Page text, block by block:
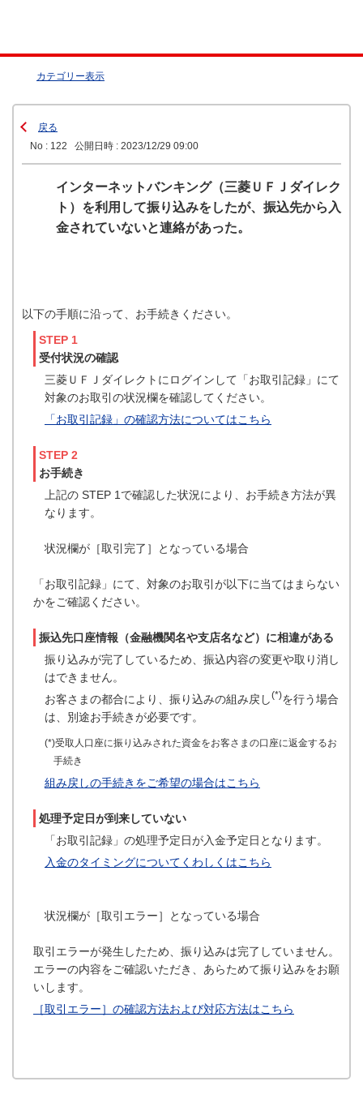
カテゴリー表示
戻る
No : 122
公開日時 : 2023/12/29 09:00
インターネットバンキング（三菱ＵＦＪダイレク
ト）を利用して振り込みをしたが、振込先から入
金されていないと連絡があった。
以下の手順に沿って、お手続きください。
STEP 1
受付状況の確認
三菱ＵＦＪダイレクトにログインして「お取引記録」にて
対象のお取引の状況欄を確認してください。
「お取引記録」の確認方法についてはこちら
STEP 2
お手続き
上記の STEP 1で確認した状況により、お手続き方法が異
なります。
状況欄が［取引完了］となっている場合
「お取引記録」にて、対象のお取引が以下に当てはまらない
かをご確認ください。
振込先口座情報（金融機関名や支店名など）に相違がある
振り込みが完了しているため、振込内容の変更や取り消し
はできません。
お客さまの都合により、振り込みの組み戻し(*)を行う場合
は、別途お手続きが必要です。
(*)受取人口座に振り込みされた資金をお客さまの口座に返金するお
手続き
組み戻しの手続きをご希望の場合はこちら
処理予定日が到来していない
「お取引記録」の処理予定日が入金予定日となります。
入金のタイミングについてくわしくはこちら
状況欄が［取引エラー］となっている場合
取引エラーが発生したため、振り込みは完了していません。
エラーの内容をご確認いただき、あらためて振り込みをお願
いします。
［取引エラー］の確認方法および対応方法はこちら